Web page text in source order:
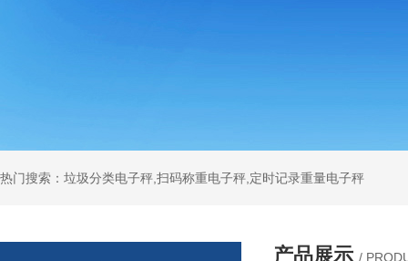
热门搜索：垃圾分类电子秤,扫码称重电子秤,定时记录重量电子秤
产品展示 /